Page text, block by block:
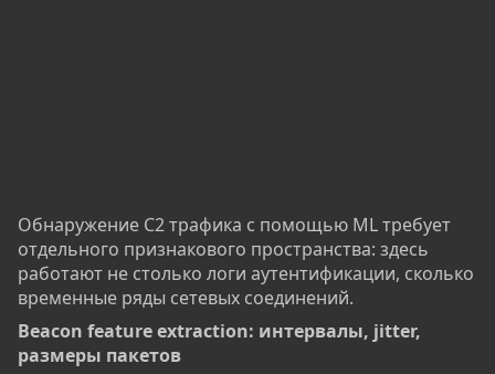
Обнаружение C2 трафика с помощью ML требует
отдельного признакового пространства: здесь
работают не столько логи аутентификации, сколько
временные ряды сетевых соединений.
Beacon feature extraction: интервалы, jitter,
размеры пакетов​